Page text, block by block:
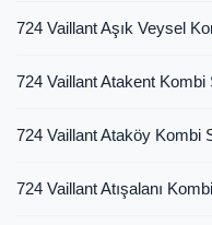
724 Vaillant Aşık Veysel
724 Vaillant Atakent Kombi
724 Vaillant Ataköy Kombi
724 Vaillant Atışalanı